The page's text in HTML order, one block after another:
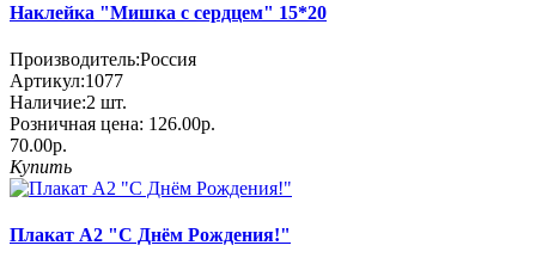
Наклейка "Мишка с сердцем" 15*20
Производитель:Россия
Артикул:1077
Наличие:2 шт.
Розничная цена: 126.00р.
70.00р.
Купить
Плакат А2 "С Днём Рождения!"